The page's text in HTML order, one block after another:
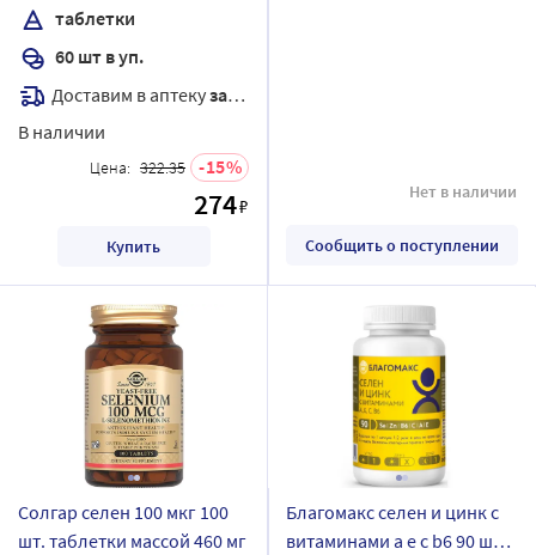
таблетки
60 шт в уп.
Доставим в аптекузавтра
В наличии
Цена: 322.35 15
274₽
Купить
Нет в наличии
Сообщить о поступлении
Солгар селен 100 мкг 100
шт. таблетки массой 460 мг
Благомакс селен и цинк с
витаминами a e c b6 90 шт.